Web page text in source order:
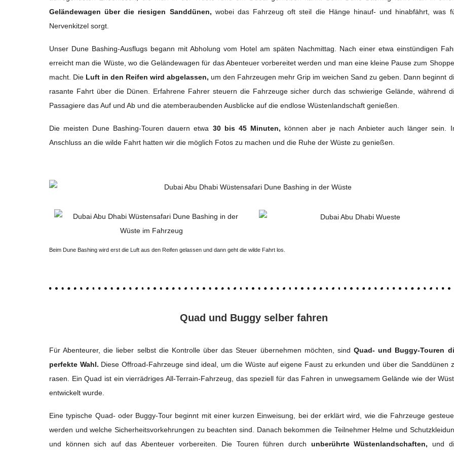
Geländewagen über die riesigen Sanddünen, wobei das Fahrzeug oft steil die Hänge hinauf- und hinabfährt, was
Nervenkitzel sorgt.
Unser Dune Bashing-Ausflugs begann mit Abholung vom Hotel am späten Nachmittag. Nach einer etwa einstündigen
erreicht man die Wüste, wo die Geländewagen für das Abenteuer vorbereitet werden und man eine kleine Pause zum
macht. Die Luft in den Reifen wird abgelassen, um den Fahrzeugen mehr Grip im weichen Sand zu geben. Dann beginnt
rasante Fahrt über die Dünen. Erfahrene Fahrer steuern die Fahrzeuge sicher durch das schwierige Gelände, während
Passagiere das Auf und Ab und die atemberaubenden Ausblicke auf die endlose Wüstenlandschaft genießen.
Die meisten Dune Bashing-Touren dauern etwa 30 bis 45 Minuten, können aber je nach Anbieter auch länger sein.
Anschluss an die wilde Fahrt hatten wir die möglich Fotos zu machen und die Ruhe der Wüste zu genießen.
Beim Dune Bashing wird erst die Luft aus den Reifen gelassen und dann geht die wilde Fahrt los.
Quad und Buggy selber fahren
Für Abenteurer, die lieber selbst die Kontrolle über das Steuer übernehmen möchten, sindQuad- und Buggy-Touren
perfekte Wahl. Diese Offroad-Fahrzeuge sind ideal, um die Wüste auf eigene Faust zu erkunden und über die Sanddünen
rasen. Ein Quad ist ein vierrädriges All-Terrain-Fahrzeug, das speziell für das Fahren in unwegsamem Gelände wie der
entwickelt wurde.
Eine typische Quad- oder Buggy-Tour beginnt mit einer kurzen Einweisung, bei der erklärt wird, wie die Fahrzeuge
werden und welche Sicherheitsvorkehrungen zu beachten sind. Danach bekommen die Teilnehmer Helme und
und können sich auf das Abenteuer vorbereiten. Die Touren führen durch unberührte Wüstenlandschaften, und